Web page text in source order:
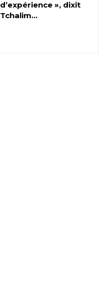
d’expérience », dixit
Tchalim…